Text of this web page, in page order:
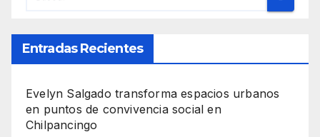
Entradas Recientes
Evelyn Salgado transforma espacios urbanos
en puntos de convivencia social en
Chilpancingo